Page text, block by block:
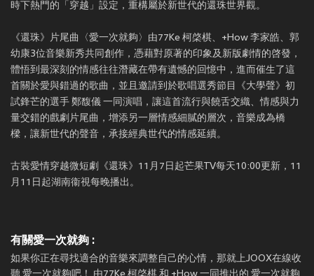
時下熱門的「穿越」設定，重構屬於新世代的還珠世界觀。
《還珠》片尾曲〈愛一次就夠〉由77Ke 柯棨棋、+How 李家皓、郭
幼康3位音樂新秀共同創作，憑藉對原著的印象及新版劇情的啓發，
體悟到最深刻的情感往往潛藏在帶有遺憾的回憶中，進而催生了這
首關於愛與錯過的歌曲，並且邀請到於歌唱選秀節目《大學聲》初
試鋒芒的選手 鄭馥儀 一同演唱，讓這首流行與饒舌交織、情感與力
量交錯的戲劇片尾曲，增添另一層情感細膩的層次，音樂成為橋
樑，讓新世代的聲音，承接經典世代的情感延續。
古裝愛情穿越微短劇《還珠》11月7日起芒果TV每天10:00更新，11
月11日起湖南衞視每晚播出。
有關愛一次就夠 :
如果你正在尋找適合的音樂來調整自己的心情，那就上JOOX在線收